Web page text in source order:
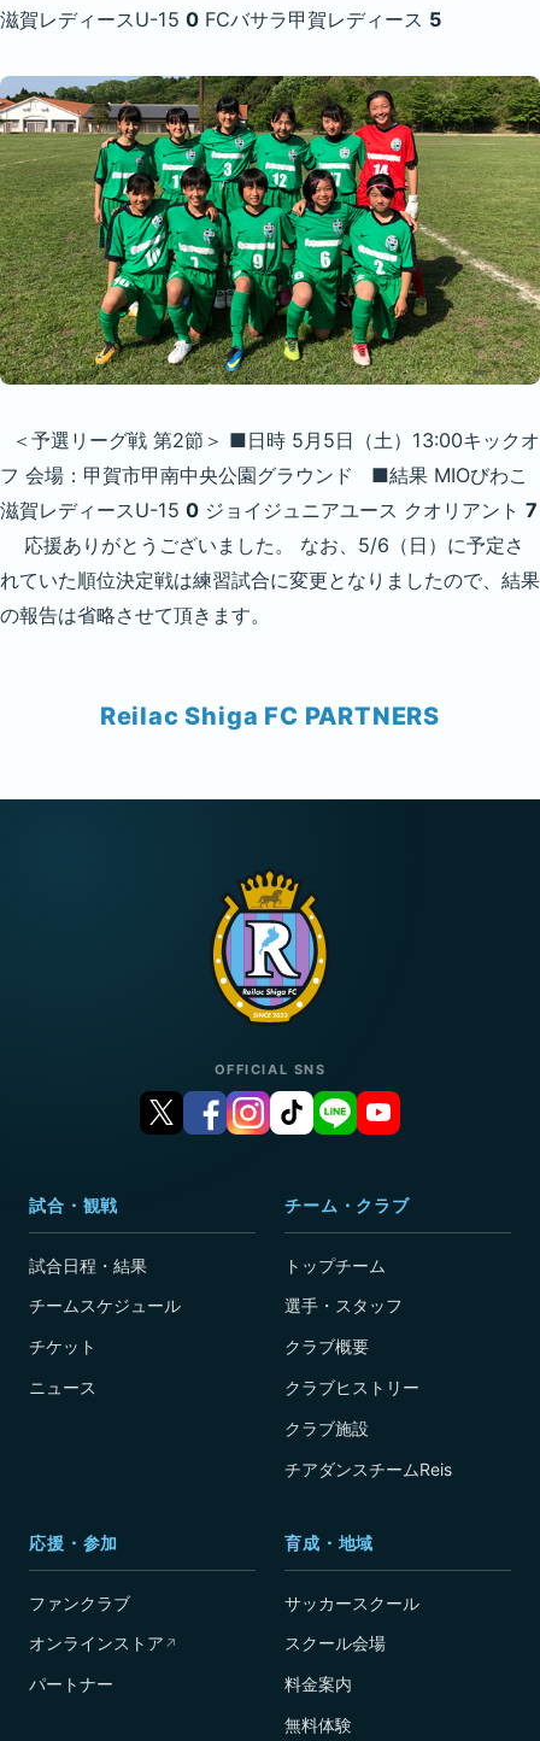
滋賀レディースU-15 0 FCバサラ甲賀レディース 5
＜予選リーグ戦 第2節＞ ■日時 5月5日（土）13:00キックオ
フ 会場：甲賀市甲南中央公園グラウンド ■結果 MIOびわこ
滋賀レディースU-15 0 ジョイジュニアユース クオリアント 7
応援ありがとうございました。 なお、5/6（日）に予定さ
れていた順位決定戦は練習試合に変更となりましたので、結果
の報告は省略させて頂きます。
Reilac Shiga FC PARTNERS
OFFICIAL SNS
試合・観戦
試合日程・結果
チームスケジュール
チケット
ニュース
チーム・クラブ
トップチーム
選手・スタッフ
クラブ概要
クラブヒストリー
クラブ施設
チアダンスチームReis
応援・参加
ファンクラブ
オンラインストア ↗
パートナー
育成・地域
サッカースクール
スクール会場
料金案内
無料体験